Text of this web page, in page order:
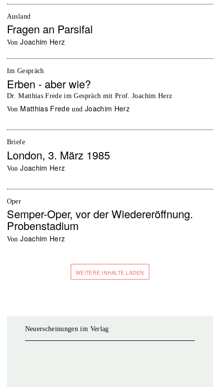
Ausland
Fragen an Parsifal
von Joachim Herz
Im Gespräch
Erben - aber wie?
Dr. Matthias Frede im Gespräch mit Prof. Joachim Herz
von Matthias Frede und Joachim Herz
Briefe
London, 3. März 1985
von Joachim Herz
Oper
Semper-Oper, vor der Wiedereröffnung.
Probenstadium
von Joachim Herz
WEITERE INHALTE LADEN
Neuerscheinungen im Verlag